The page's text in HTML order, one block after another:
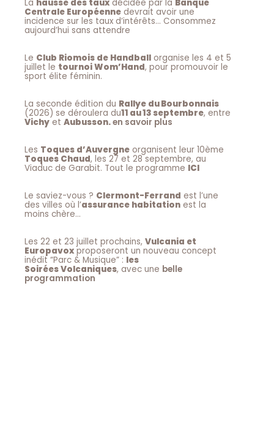
La hausse des taux décidée par la Banque
Centrale Européenne devrait avoir une
incidence sur les taux d’intérêts… Consommez
aujourd’hui sans attendre
Le Club Riomois de Handball organise les 4 et 5
juillet le tournoi Wom’Hand, pour promouvoir le
sport élite féminin.
La seconde édition du Rallye du Bourbonnais
(2026) se déroulera du11 au 13 septembre, entre
Vichy et Aubusson.en savoir plus
Les Toques d’Auvergne organisent leur 10ème
Toques Chaud, les 27 et 28 septembre, au
Viaduc de Garabit. Tout le programme ICI
Le saviez-vous ? Clermont-Ferrand est l’une
des villes où l’assurance habitation est la
moins chère…
Les 22 et 23 juillet prochains, Vulcania et
Europavoxproposeront un nouveau concept
inédit “Parc & Musique” : les
Soirées Volcaniques, avec une belle
programmation